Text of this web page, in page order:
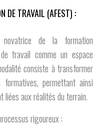
DE TRAVAIL (AFEST) :
novatrice de la formation
travail comme un espace
consiste à transformer
permettant ainsi
liées aux réalités du terrain.
rigoureux :